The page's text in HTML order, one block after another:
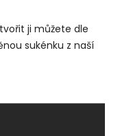
ji můžete dle
sukénku z naší